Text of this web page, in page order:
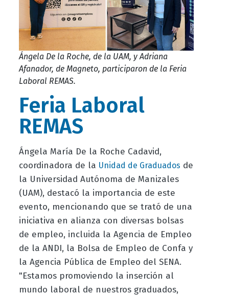
Ángela De la Roche, de la UAM, y Adriana
Afanador, de Magneto, participaron de la Feria
Laboral REMAS.
Feria Laboral
REMAS
Ángela María De la Roche Cadavid,
coordinadora de la Unidad de Graduados de
la Universidad Autónoma de Manizales
(UAM), destacó la importancia de este
evento, mencionando que se trató de una
iniciativa en alianza con diversas bolsas
de empleo, incluida la Agencia de Empleo
de la ANDI, la Bolsa de Empleo de Confa y
la Agencia Pública de Empleo del SENA.
"Estamos promoviendo la inserción al
mundo laboral de nuestros graduados,